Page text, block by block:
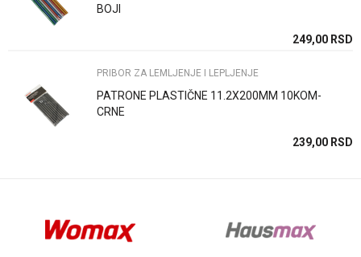
Anti-spam zaštita - izračunajte koliko je 6 - 1 :
POŠALJI
BOJI
249,00 RSD
PRIBOR ZA LEMLJENJE I LEPLJENJE
PATRONE PLASTIČNE 11.2X200MM 10KOM-
CRNE
239,00 RSD